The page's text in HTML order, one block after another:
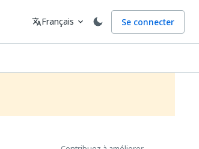
Langue
translateFrançais expand_more Se connecter